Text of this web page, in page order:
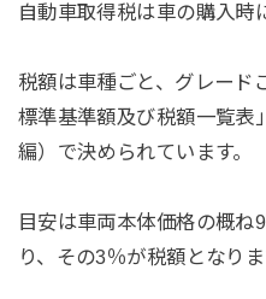
自動車取得税は車の購入時
税額は車種ごと、グレード
標準基準額及び税額一覧表
編）で決められています。
目安は車両本体価格の概
り、その3％が税額となりま